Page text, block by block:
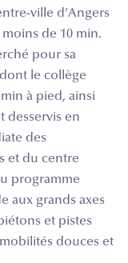
ville d’Angers
de 10 min.
pour sa
le collège
à pied, ainsi
desservis en
des
et du centre
programme
aux grands axes
et pistes
douces et